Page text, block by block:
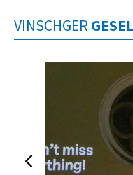
VINSCHGER